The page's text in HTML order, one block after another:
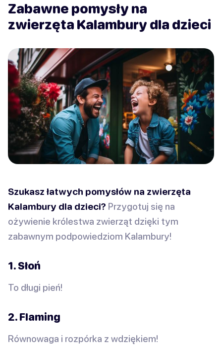
Zabawne pomysły na
zwierzęta Kalambury dla dzieci
Szukasz łatwych pomysłów na zwierzęta
Kalambury dla dzieci? Przygotuj się na
ożywienie królestwa zwierząt dzięki tym
zabawnym podpowiedziom Kalambury!
1. Słoń
To długi pień!
2. Flaming
Równowaga i rozpórka z wdziękiem!